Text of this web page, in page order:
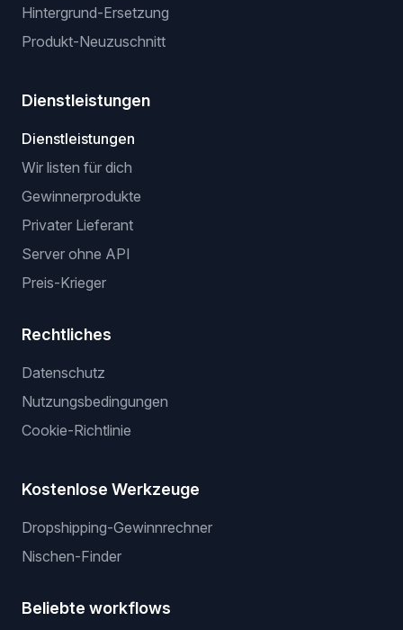
Hintergrund-Ersetzung
Produkt-Neuzuschnitt
Dienstleistungen
Dienstleistungen
Wir listen für dich
Gewinnerprodukte
Privater Lieferant
Server ohne API
Preis-Krieger
Rechtliches
Datenschutz
Nutzungsbedingungen
Cookie-Richtlinie
Kostenlose Werkzeuge
Dropshipping-Gewinnrechner
Nischen-Finder
Beliebte workflows